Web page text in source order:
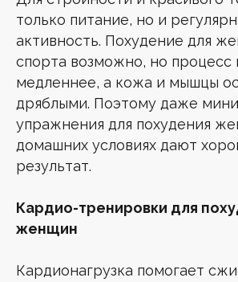
только питание, но и
активность. Похудение для
спорта возможно, но процесс
медленнее, а кожа и мышцы
дряблыми. Поэтому даже
упражнения для похудения
домашних условиях дают
результат.
Кардио-тренировки для
женщин
Кардионагрузка помогает